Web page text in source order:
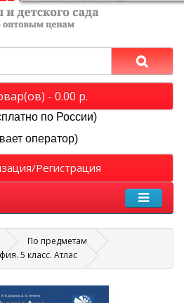
- 0.00 р.
по России)
оператор)
Регистрация
По предметам
5 класс. Атлас